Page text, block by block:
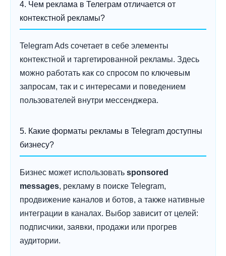
4. Чем реклама в Телеграм отличается от
контекстной рекламы?
Telegram Ads сочетает в себе элементы
контекстной и таргетированной рекламы. Здесь
можно работать как со спросом по ключевым
запросам, так и с интересами и поведением
пользователей внутри мессенджера.
5. Какие форматы рекламы в Telegram доступны
бизнесу?
Бизнес может использовать sponsored
messages, рекламу в поиске Telegram,
продвижение каналов и ботов, а также нативные
интеграции в каналах. Выбор зависит от целей:
подписчики, заявки, продажи или прогрев
аудитории.